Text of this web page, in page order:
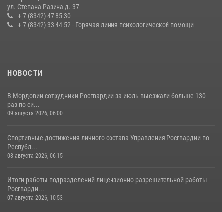
Сотрудники Росгвардии обеспечили безопасность Всероссийского
конкурса профмастерства в Саранске
23 июля 2026, 11:54 4
ул. Степана Разина д. 37
+ 7 (8342) 47-85-30
+ 7 (8342) 33-44-52 - Горячая линия психологической помощи
НОВОСТИ
В Мордовии сотрудники Росгвардии за июль выезжали больше 130
раз по си...
09 августа 2026, 06:00
Спортивные достижения личного состава Управления Росгвардии по
Республ...
08 августа 2026, 06:15
Итоги работы подразделений лицензионно-разрешительной работы
Росгварди...
07 августа 2026, 10:53